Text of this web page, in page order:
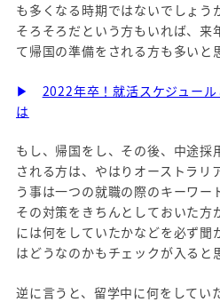
も多くなる時期ではないでしょう
そろそろだという方もいれば、来
て帰国の準備をされる方も多いと
▶
2022年卒！就活スケジュー
は
もし、帰国をし、その後、中途採
される方は、やはりオーストラリ
う事は一つの就職の際のキーワー
その対策をきちんとしておいた方
には何をしていたかなどを必ず聞
はどうなのかもチェックが入ると
逆に言うと、留学中に何をしてい